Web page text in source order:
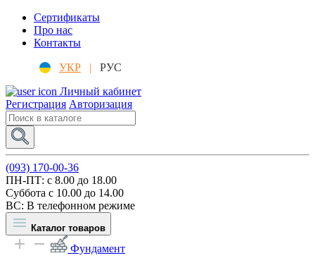
Сертификаты
Про нас
Контакты
УКР |
РУС
Личный кабинет
Регистрация Авторизация
(093) 170-00-36
ПН-ПТ: c 8.00 до 18.00
Суббота с 10.00 до 14.00
ВС: В телефонном режиме
Каталог товаров
Фундамент